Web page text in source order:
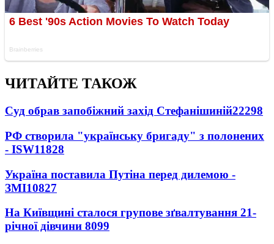
ЧИТАЙТЕ ТАКОЖ
Суд обрав запобіжний захід Стефанішиній22298
РФ створила "українську бригаду" з полонених
- ISW11828
Україна поставила Путіна перед дилемою -
ЗМІ10827
На Київщині сталося групове зґвалтування 21-
річної дівчини 8099